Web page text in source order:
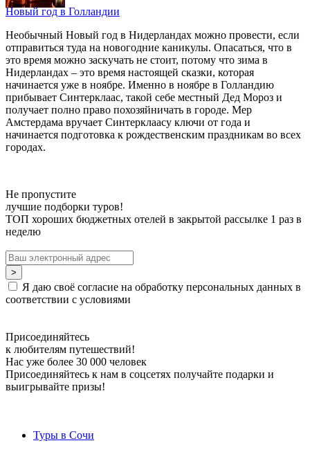
Новый год в Голландии
Необычный Новый год в Нидерландах можно провести, если
отправиться туда на новогодние каникулы. Опасаться, что в
это время можно заскучать не стоит, потому что зима в
Нидерландах – это время настоящей сказки, которая
начинается уже в ноябре. Именно в ноябре в Голландию
прибывает Синтерклаас, такой себе местный Дед Мороз и
получает полно право похозяйничать в городе. Мер
Амстердама вручает Синтерклаасу ключи от года и
начинается подготовка к рождественским праздникам во всех
городах.
Не пропустите
лучшие подборки туров!
ТОП хороших бюджетных отелей в закрытой рассылке 1 раз в
неделю
Я даю своё согласие на обработку персональных данных в
соответствии с условиями
Присоединяйтесь
к любителям путешествий!
Нас уже более 30 000 человек
Присоединяйтесь к нам в соцсетях получайте подарки и
выигрывайте призы!
Туры в Сочи